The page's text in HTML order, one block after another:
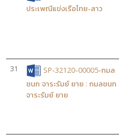
ประเพณีแข่งเรือไทย-ลาว
31
SP-32120-00005-กมล
ชนก จาระรัมย์ ยาย : กมลชนก
จาระรัมย์ ยาย